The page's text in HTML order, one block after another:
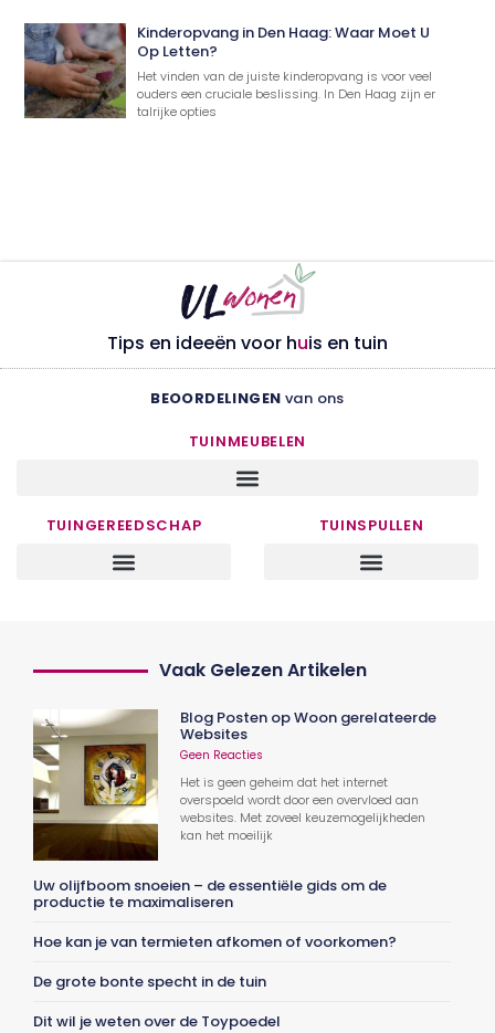
Kinderopvang in Den Haag: Waar Moet U
Op Letten?
Het vinden van de juiste kinderopvang is voor veel
ouders een cruciale beslissing. In Den Haag zijn er
talrijke opties
Tips en ideeën voor huis en tuin
BEOORDELINGEN van ons
TUINMEUBELEN
TUINGEREEDSCHAP TUINSPULLEN
Vaak Gelezen Artikelen
Blog Posten op Woon gerelateerde
Websites
Geen Reacties
Het is geen geheim dat het internet
overspoeld wordt door een overvloed aan
websites. Met zoveel keuzemogelijkheden
kan het moeilijk
Uw olijfboom snoeien – de essentiële gids om de
productie te maximaliseren
Hoe kan je van termieten afkomen of voorkomen?
De grote bonte specht in de tuin
Dit wil je weten over de Toypoedel